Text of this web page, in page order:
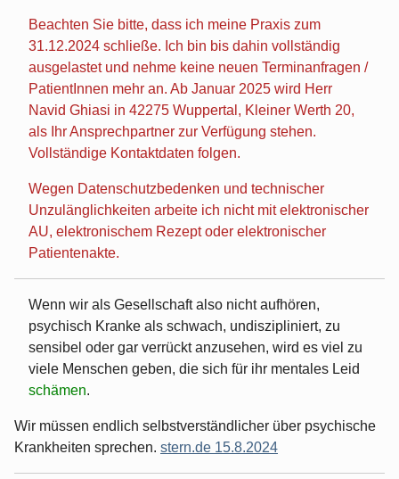
Beachten Sie bitte, dass ich meine Praxis zum
31.12.2024 schließe. Ich bin bis dahin vollständig
ausgelastet und nehme keine neuen Terminanfragen /
PatientInnen mehr an. Ab Januar 2025 wird Herr
Navid Ghiasi in 42275 Wuppertal, Kleiner Werth 20,
als Ihr Ansprechpartner zur Verfügung stehen.
Vollständige Kontaktdaten folgen.
Wegen Datenschutzbedenken und technischer
Unzulänglichkeiten arbeite ich nicht mit elektronischer
AU, elektronischem Rezept oder elektronischer
Patientenakte.
Wenn wir als Gesellschaft also nicht aufhören,
psychisch Kranke als schwach, undiszipliniert, zu
sensibel oder gar verrückt anzusehen, wird es viel zu
viele Menschen geben, die sich für ihr mentales Leid
schämen.
Wir müssen endlich selbstverständlicher über psychische
Krankheiten sprechen. stern.de 15.8.2024